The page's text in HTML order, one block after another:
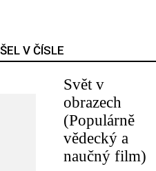
V ČÍSLE
Svět v
obrazech
(Populárně
vědecký a
naučný film)